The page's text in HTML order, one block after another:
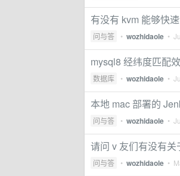
有没有 kvm 能够快
问与答 • wozhidaole •
mysql8 经纬度匹配
数据库 • wozhidaole •
本地 mac 部署的
问与答 • wozhidaole •
请问 v 友们有没有关
问与答 • wozhidaole •